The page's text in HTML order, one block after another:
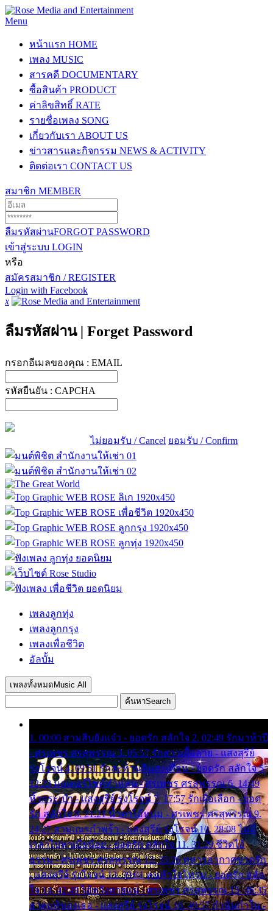
Menu
หน้าแรก HOME
เพลง MUSIC
สารคดี DOCUMENTARY
ซื้อสินค้า PRODUCT
ค่าลิขสิทธิ์ RATE
รายชื่อเพลง SONG
เกี่ยวกับเรา ABOUT US
ข่าวสารและกิจกรรม NEWS & ACTIVITY
ติดต่อเรา CONTACT US
สมาชิก MEMBER
ลืมรหัสผ่านFORGOT PASSWORD
เข้าสู่ระบบ LOGIN
หรือ
สมัครสมาชิก / REGISTER
Login with Facebook
x
ลืมรหัสผ่าน | Forget Password
กรอกอีเมลของคุณ : EMAIL
รหัสยืนยัน : CAPCHA
ไม่ยอมรับ / Cancel ยอมรับ / Confirm
เพลงลูกทุ่ง
เพลงลูกกรุง
เพลงเพื่อชีวิต
อัลบั้ม
เพลงทั้งหมด Music All
ค้นหาSearch
1. 00:00 สามสิบยังแจ๋ว - ยอดรัก สลักใจ 2. 02:49 รักมาห้าปี
- ศรเพชร ศรสุพรรณ 3. 05:57 รักสาวเสื้อลาย - แสงสุรีย์
รุ่งโรจน์ 4. 09:51 รักสะท้านดินสะเทือน - ยอดรัก สลักใจ 5.
12:23 มอเตอร์ไซค์ทำหล่น - ศรเพชร ศรสุพรรณ 6. 14:49
หิ้วกระเป๋า - แสงสุรีย์ รุ่งโรจน์ 7. 17:57 รักเผื่อเลือก - ยอด
รัก สลักใจ 8. 21:21 น้ำตาไอ้หนุ่ม - ศรเพชร ศรสุพรรณ 9.
24:27 สามเณรกำพร้า - แสงสุรีย์ รุ่งโรจน์ 10. 28:08 ไม่มี
เวลาไปหาเมียน้อย - ยอดรัก สลักใจ 11. 31:29 ชีวิตไอ้
ธรรม - ศรเพชร ศรสุพรรณ 12. 35:26 ทหารอากาศขาดรัก
- แสงสุรีย์ รุ่งโรจน์ 13. 39:01 คนหัวใจโทรม - ยอดรัก สลัก
ใจ 14. 42:49 ไอ้หวังตายแน่ - ศรเพชร ศรสุพรรณ 15. 46:35
ธาตุแท้ของเธอ - แสงสุรีย์ รุ่งโรจน์ 16. 49:57 กำนันกำใน -